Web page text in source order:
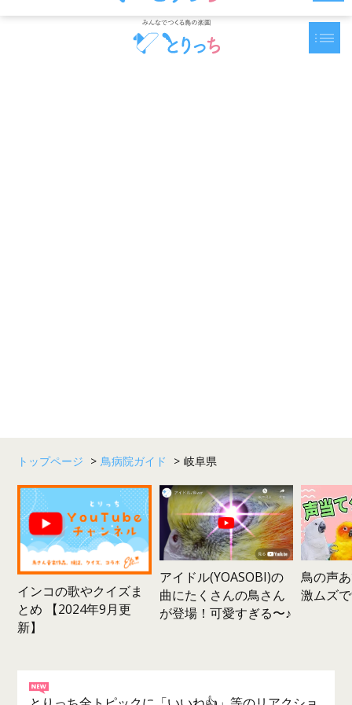
トップページ > 鳥病院ガイド > 岐阜県
インコの歌やクイズま
とめ 【2024年9月更
新】
アイドル(YOASOBI)の
曲にたくさんの鳥さん
が登場！可愛すぎる〜♪
鳥の声
激ムズ